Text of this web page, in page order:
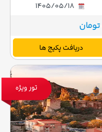
1405/05/18
دریافت پکیج ها
تور ویژه